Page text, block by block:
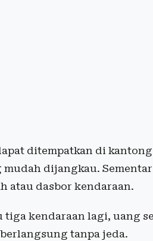
ditempatkan di
mudah dijangkau.
atau dasbor kendaraan.
kendaraan lagi, uang
tanpa jeda.